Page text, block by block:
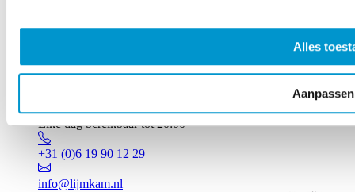
Alles
Aanpassen
Elke dag bereikbaar tot 20:00
+31 (0)6 19 90 12 29
info@lijmkam.nl